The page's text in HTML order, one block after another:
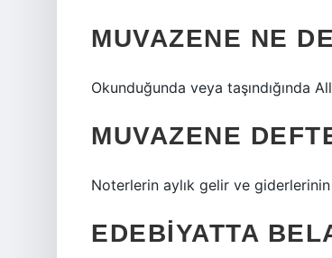
MUVAZENE NE
Okunduğunda veya taşındığında
MUVAZENE
Noterlerin aylık gelir ve giderlerinin
EDEBIYATTA